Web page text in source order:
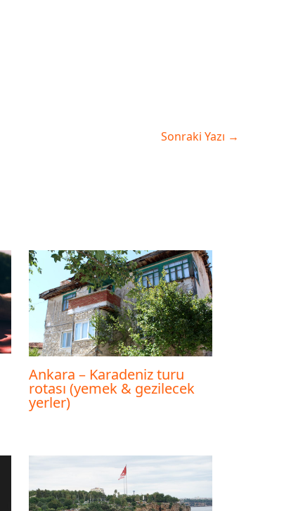
Sonraki Yazı →
Ankara – Karadeniz turu
rotası (yemek & gezilecek
yerler)